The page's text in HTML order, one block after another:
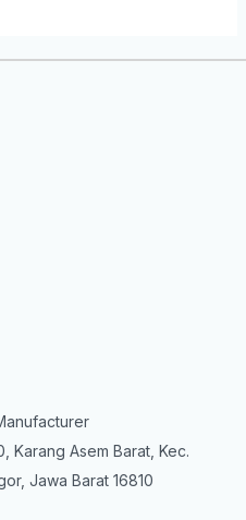
Karang Asem Barat, Kec.
Jawa Barat 16810